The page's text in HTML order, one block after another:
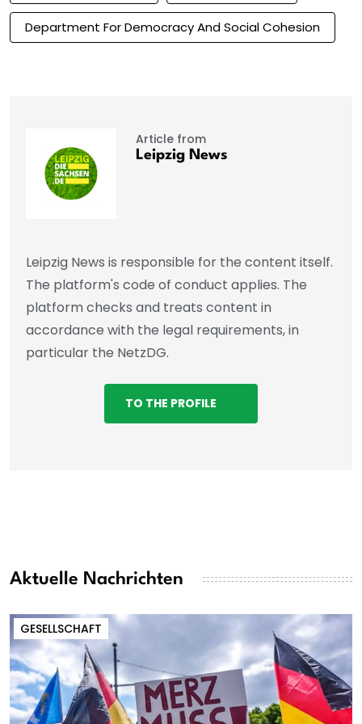
Department For Democracy And Social Cohesion
Article from
Leipzig News
Leipzig News is responsible for the content itself.
The platform's code of conduct applies. The
platform checks and treats content in
accordance with the legal requirements, in
particular the NetzDG.
TO THE PROFILE
Aktuelle Nachrichten
GESELLSCHAFT